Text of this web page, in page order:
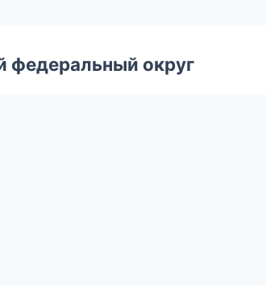
федеральный округ